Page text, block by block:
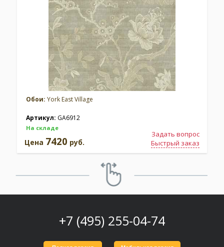
Обои: York East Village
Артикул: GA6912
На складе
Задать вопрос
Быстрый заказ
Цена 7420 руб.
+7 (495) 255-04-74